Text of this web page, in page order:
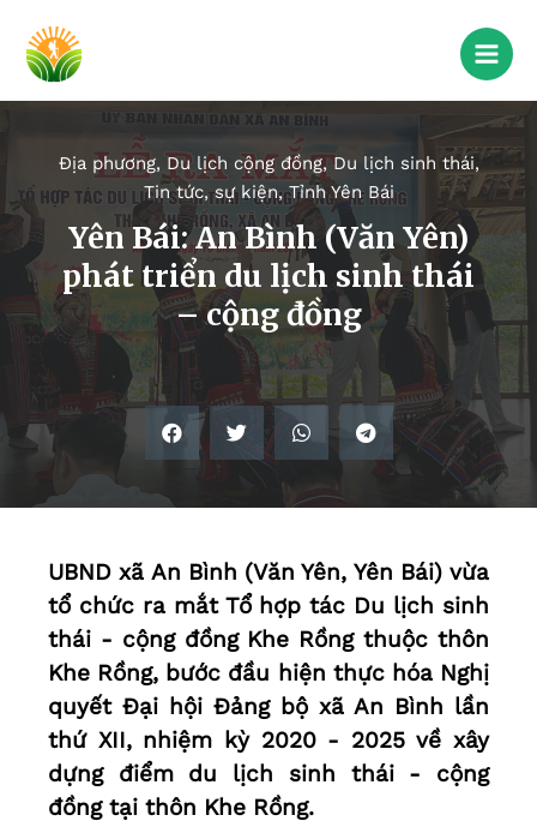
Địa phương, Du lịch cộng đồng,Du lịch sinh thái,
Tin tức, sự kiện,Tỉnh Yên Bái
Yên Bái: An Bình (Văn Yên)
phát triển du lịch sinh thái
– cộng đồng
UBND xã An Bình (Văn Yên, Yên Bái) vừa
tổ chức ra mắt Tổ hợp tác Du lịch sinh
thái - cộng đồng Khe Rồng thuộc thôn
Khe Rồng, bước đầu hiện thực hóa Nghị
quyết Đại hội Đảng bộ xã An Bình lần
thứ XII, nhiệm kỳ 2020 - 2025 về xây
dựng điểm du lịch sinh thái - cộng
đồng tại thôn Khe Rồng.